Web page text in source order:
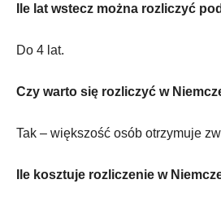
Ile lat wstecz można rozliczyć
Do 4 lat.
Czy warto się rozliczyć w
Tak – większość osób otrzymuje
Ile kosztuje rozliczenie w